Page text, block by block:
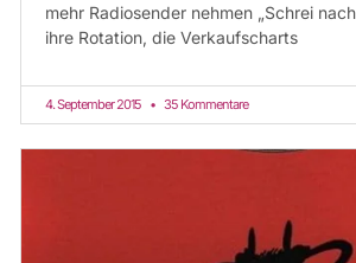
mehr Radiosender nehmen „Schrei
ihre Rotation, die Verkaufscharts
4. September 2015 35 Kommentare